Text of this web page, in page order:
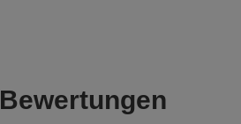
Bewertungen